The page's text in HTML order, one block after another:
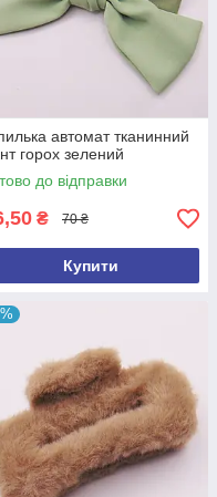
автомат тканинний
горох зелений
до відправки
₴ 70 ₴
Купити